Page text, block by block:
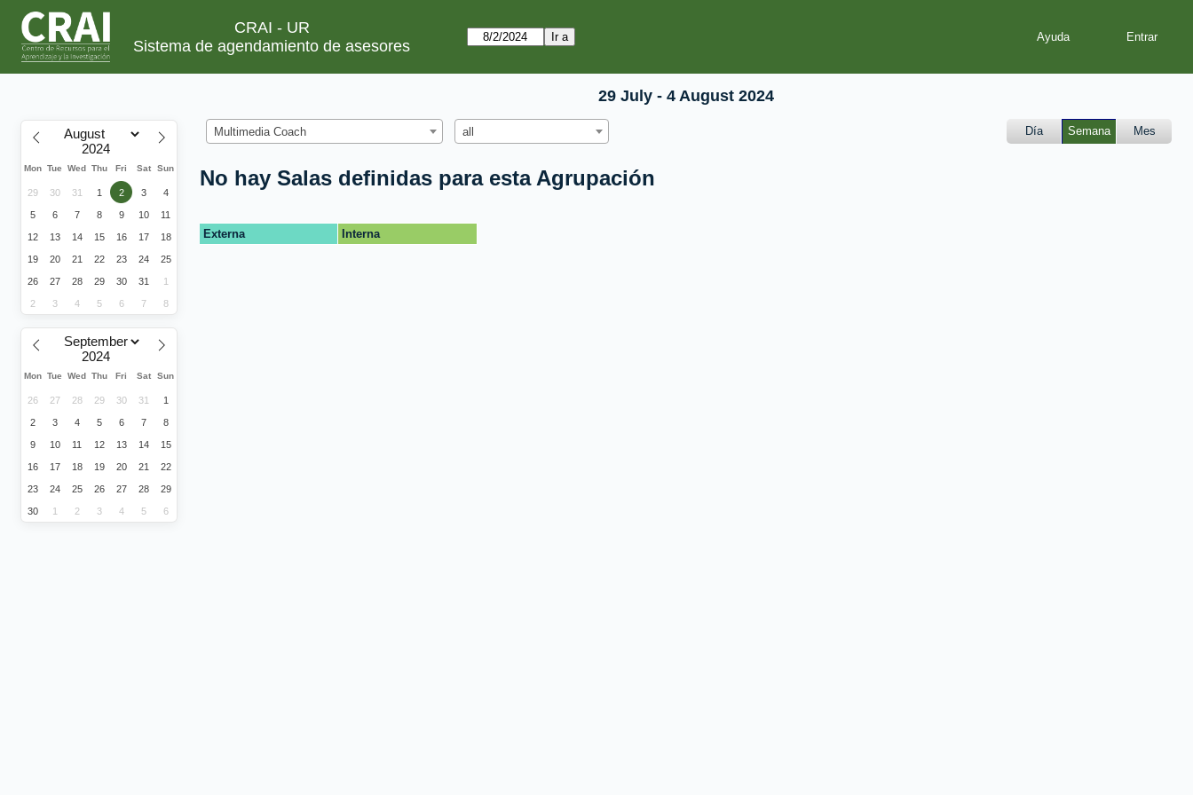
CRAI - UR
Sistema de agendamiento de asesores
Ayuda
Mon Tue Wed Thu Fri Sat Sun
29 30 31 1 2 3 4
5 6 7 8 9 10 11
12 13 14 15 16 17 18
19 20 21 22 23 24 25
26 27 28 29 30 31 1
2 3 4 5 6 7 8
Mon Tue Wed Thu Fri Sat Sun
26 27 28 29 30 31 1
2 3 4 5 6 7 8
9 10 11 12 13 14 15
16 17 18 19 20 21 22
23 24 25 26 27 28 29
30 1 2 3 4 5 6
29 July - 4 August 2024
Multimedia Coach all Día Semana Mes
No hay Salas definidas para esta Agrupación
Externa Interna